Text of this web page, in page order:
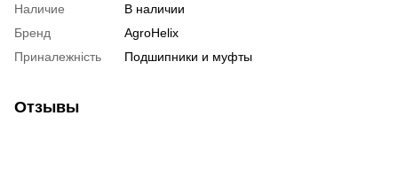
Наличие
В наличии
Бренд
AgroHelix
Приналежність
Подшипники и муфты
Отзывы